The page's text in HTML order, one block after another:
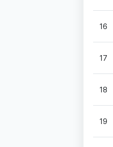
16
17
18
19